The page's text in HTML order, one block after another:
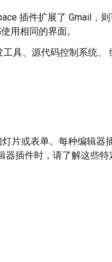
插件扩展了 Gmail，
用相同的界面。
具、源代码控制系统、
片或表单。每种编辑器
插件时，请了解这些